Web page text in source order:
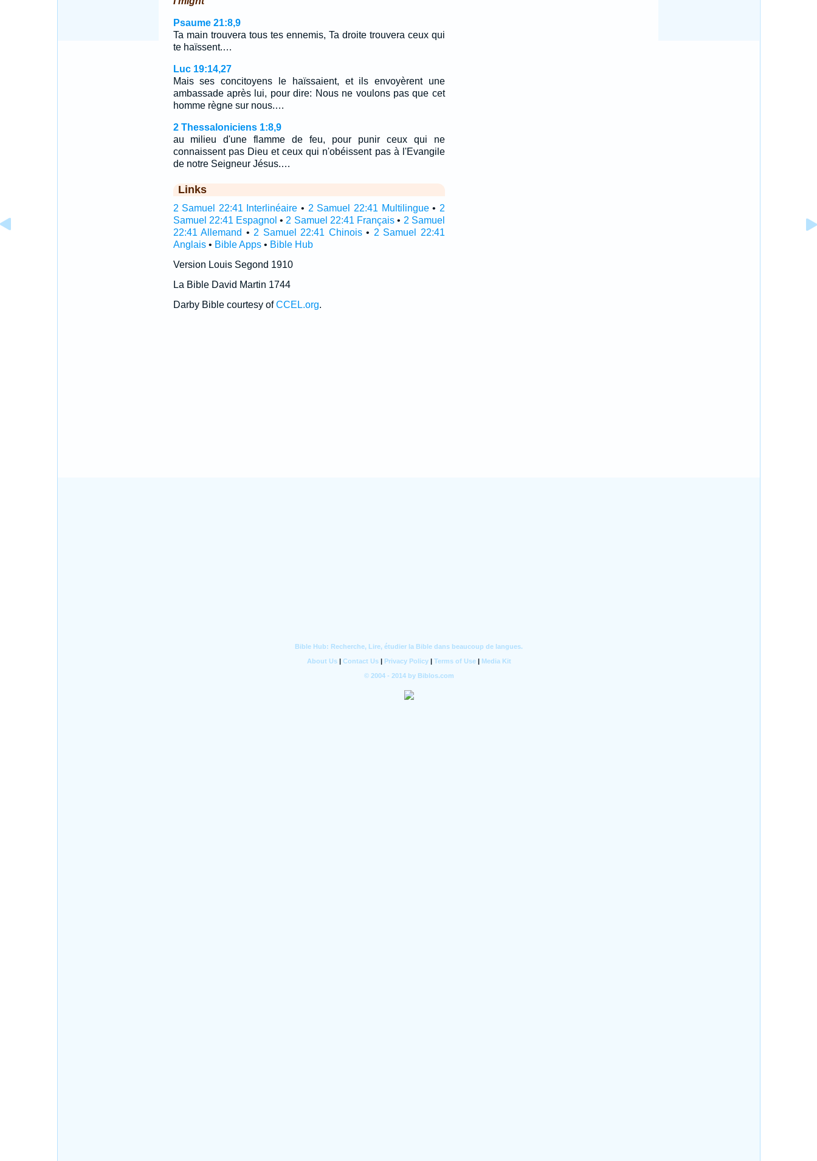
Psaume 21:8,9
Ta main trouvera tous tes ennemis, Ta droite trouvera ceux qui
te haïssent.…
Luc 19:14,27
Mais ses concitoyens le haïssaient, et ils envoyèrent une
ambassade après lui, pour dire: Nous ne voulons pas que cet
homme règne sur nous.…
2 Thessaloniciens 1:8,9
au milieu d'une flamme de feu, pour punir ceux qui ne
connaissent pas Dieu et ceux qui n'obéissent pas à l'Evangile
de notre Seigneur Jésus.…
Links
2 Samuel 22:41 Interlinéaire • 2 Samuel 22:41 Multilingue• 2
Samuel 22:41 Espagnol • 2 Samuel 22:41 Français • 2 Samuel
22:41 Allemand • 2 Samuel 22:41 Chinois• 2 Samuel 22:41
Anglais• Bible Apps• Bible Hub
Version Louis Segond 1910
La Bible David Martin 1744
Darby Bible courtesy ofCCEL.org.